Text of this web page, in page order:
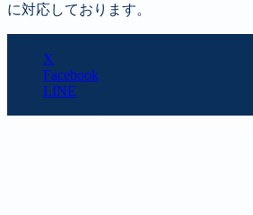
に対応しております。
X
Facebook
LINE